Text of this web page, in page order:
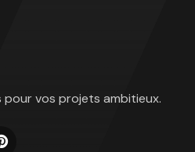
vos projets ambitieux.